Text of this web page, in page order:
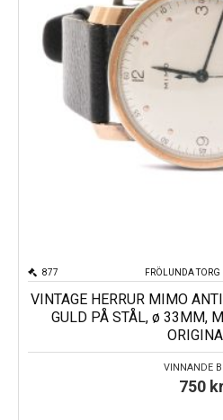
FRÖLUNDA TORG
877
VINTAGE HERRUR MIMO
GULD PÅ STÅL, ø 33MM,
VINNANDE
750